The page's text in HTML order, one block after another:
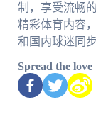
制，享受流畅
精彩体育内容
和国内球迷同步
Spread the love